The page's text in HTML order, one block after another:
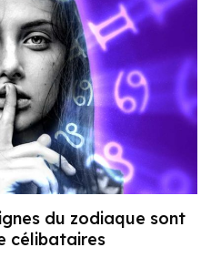
du zodiaque sont
célibataires